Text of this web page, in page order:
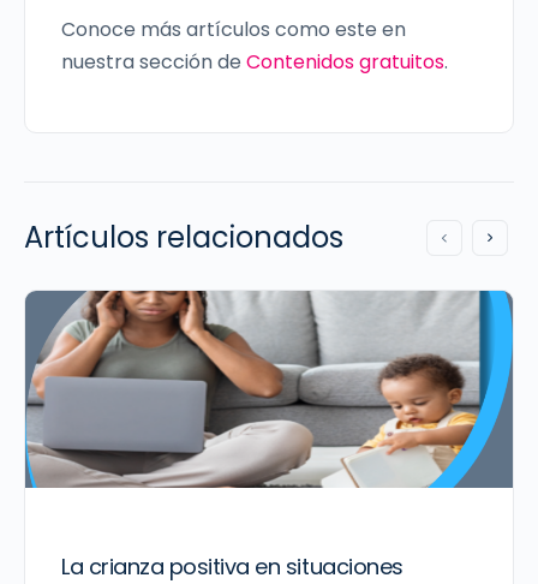
Conoce más artículos como este en
nuestra sección de Contenidos gratuitos.
Artículos relacionados
La crianza positiva en situaciones